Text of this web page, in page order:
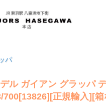
パ
ル ガイアン グラッパ
700[13826][正規輸入][箱